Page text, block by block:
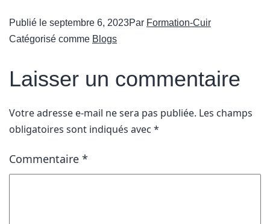
Publié le septembre 6, 2023Par Formation-Cuir
Catégorisé comme Blogs
Laisser un commentaire
Votre adresse e-mail ne sera pas publiée. Les champs
obligatoires sont indiqués avec *
Commentaire *